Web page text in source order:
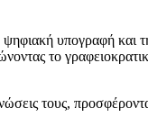
ψηφιακή υπογραφή
το
τους,